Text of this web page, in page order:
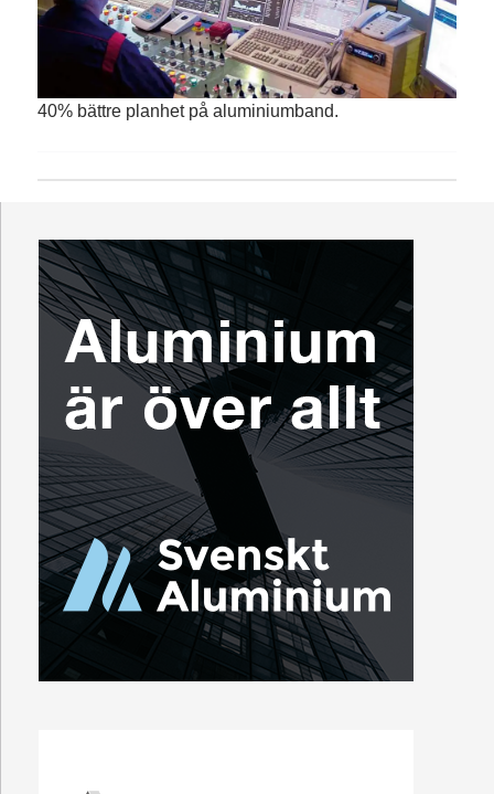
40% bättre planhet på aluminiumband.